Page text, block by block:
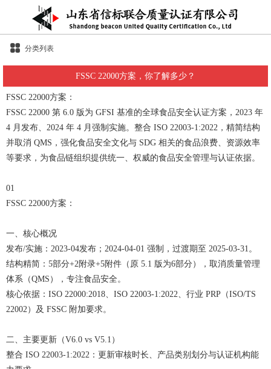
分类列表
FSSC 22000方案，你了解多少？
FSSC 22000方案：
FSSC 22000 第 6.0 版为 GFSI 基准的全球食品安全认证方案，2023 年
4 月发布、2024 年 4 月强制实施。整合 ISO 22003-1:2022，精简结构
并取消 QMS，强化食品安全文化与 SDG 相关的食品浪费、资源效率
等要求，为食品链组织提供统一、权威的食品安全管理与认证依据。
01
FSSC 22000方案：
一、核心概况
发布/实施：2023-04发布；2024-04-01 强制，过渡期至 2025-03-31。
结构精简：5部分+2附录+5附件（原 5.1 版为6部分），取消质量管理
体系（QMS），专注食品安全。
核心依据：ISO 22000:2018、ISO 22003-1:2022、行业 PRP（ISO/TS
22002）及 FSSC 附加要求。
二、主要更新（V6.0 vs V5.1）
整合 ISO 22003-1:2022：更新审核时长、产品类别划分与认证机构能